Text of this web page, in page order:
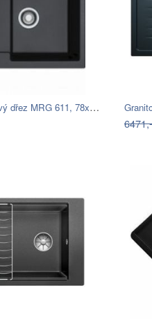
Franke Fragranitový dřez MRG 611, 78x50…
6471,-